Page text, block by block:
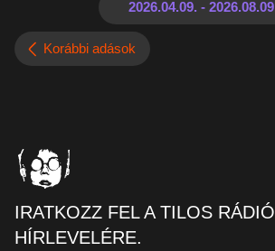
Korábbi adások
IRATKOZZ FEL A TILOS RÁDIÓ
HÍRLEVELÉRE.